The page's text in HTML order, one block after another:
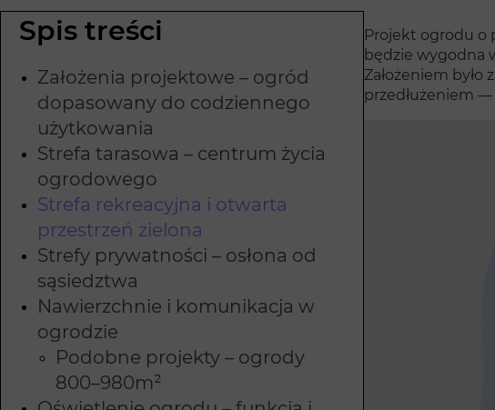
Projekt ogrodu o
będzie wygodna
Założeniem
przedłużeniem
Spis treści
Założenia projektowe – ogród
dopasowany do codziennego
użytkowania
Strefa tarasowa – centrum życia
ogrodowego
Strefa rekreacyjna i otwarta
przestrzeń zielona
Strefy prywatności – osłona od
sąsiedztwa
Nawierzchnie i komunikacja w
ogrodzie
Podobne projekty – ogrody
800–980m²